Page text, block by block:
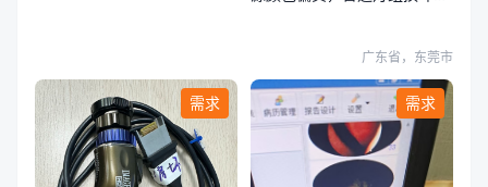
广东省，东莞市
需求 需求